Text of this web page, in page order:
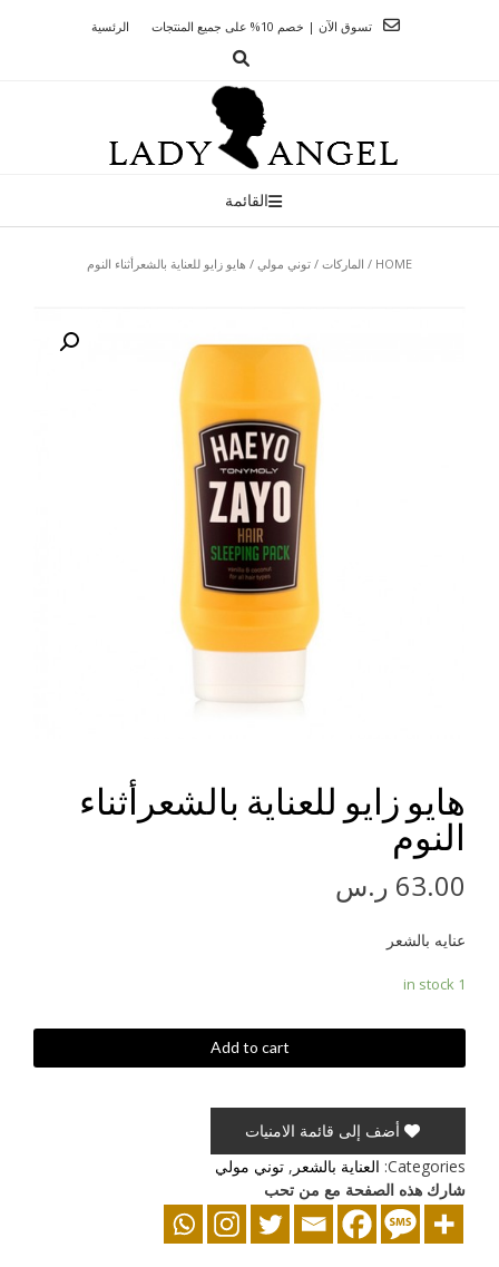
الرئسية تسوق الآن | خصم 10% على جميع المنتجات
القائمة
HOME
/ الماركات / توني مولي / هايو زايو للعناية بالشعرأثناء النوم
هايو زايو للعناية بالشعرأثناء
النوم
63.00 ر.س
عنايه بالشعر
1 in stock
زايو
بالشعرأثناء
quantity
Add to cart
أضف إلى قائمة الامنيات
Categories: العناية بالشعر , توني مولي
شارك هذه الصفحة مع من تحب